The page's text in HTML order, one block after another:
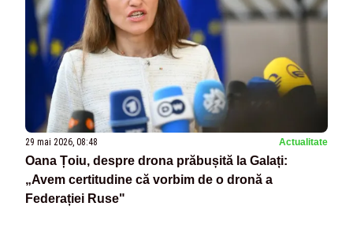
29 mai 2026, 08:48 Actualitate
Oana Țoiu, despre drona prăbușită la Galați:
„Avem certitudine că vorbim de o dronă a
Federației Ruse"